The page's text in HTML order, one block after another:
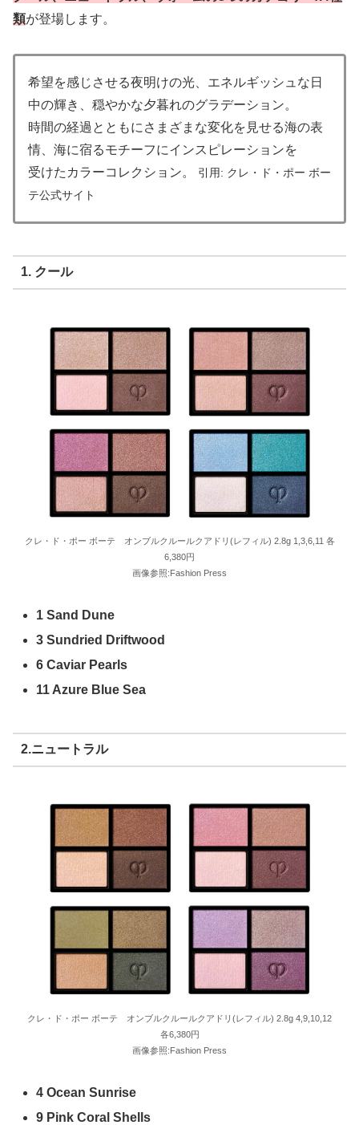
類が登場します。
希望を感じさせる夜明けの光、エネルギッシュな日
中の輝き、穏やかな夕暮れのグラデーション。
時間の経過とともにさまざまな変化を見せる海の表
情、海に宿るモチーフにインスピレーションを
受けたカラーコレクション。 引用: クレ・ド・ポー ボー
テ公式サイト
1. クール
クレ・ド・ポー ボーテ オンブルクルールクアドリ(レフィル) 2.8g 1,3,6,11 各
6,380円
画像参照:Fashion Press
1 Sand Dune
3 Sundried Driftwood
6 Caviar Pearls
11 Azure Blue Sea
2.ニュートラル
クレ・ド・ポー ボーテ オンブルクルールクアドリ(レフィル) 2.8g 4,9,10,12
各6,380円
画像参照:Fashion Press
4 Ocean Sunrise
9 Pink Coral Shells